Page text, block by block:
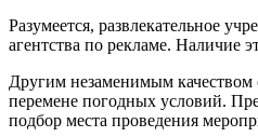
Разумеется, развлекательное
агентства по рекламе. Наличие
Другим незаменимым
перемене погодных условий.
подбор места проведения